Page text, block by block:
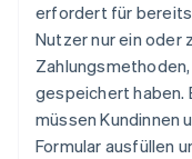
erfordert für
Nutzer nur ein oder
gespeichert haben.
müssen Kundinnen
Formular ausfüllen